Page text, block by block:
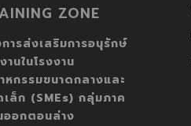
ZONE
การส่งเสริมการอนุรักษ์
นในโรงงาน
หกรรมขนาดกลางและ
เล็ก (SMEs) กลุ่มภาค
ออกตอนล่าง